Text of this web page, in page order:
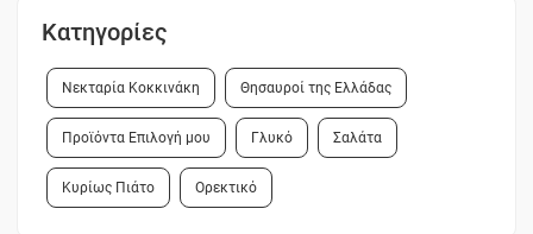
Κατηγορίες
Νεκταρία Κοκκινάκη Θησαυροί της Ελλάδας
Προϊόντα Επιλογή μου Γλυκό Σαλάτα
Κυρίως Πιάτο Ορεκτικό